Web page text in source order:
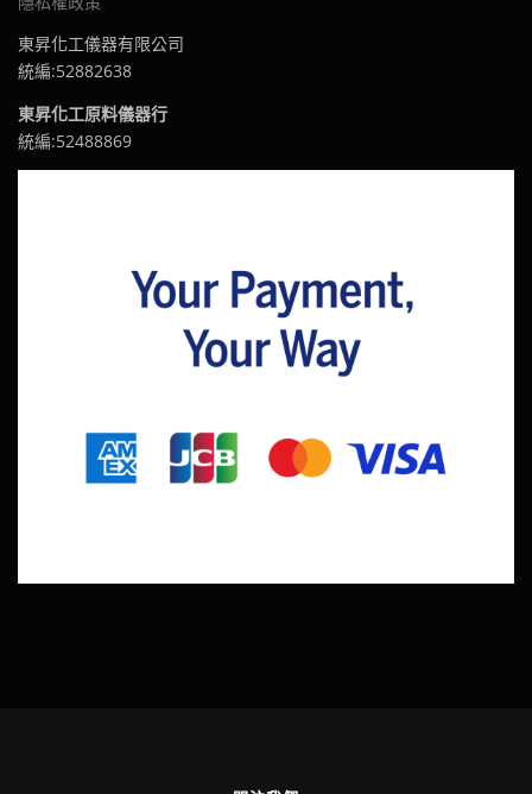
東昇化工儀器有限公司
統編:52882638
東昇化工原料儀器行
統編:52488869